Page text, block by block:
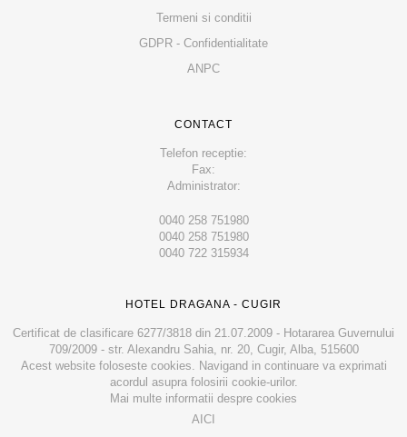
Termeni si conditii
GDPR - Confidentialitate
ANPC
CONTACT
Telefon receptie:
Fax:
Administrator:
0040 258 751980
0040 258 751980
0040 722 315934
HOTEL DRAGANA - CUGIR
Certificat de clasificare 6277/3818 din 21.07.2009 - Hotararea Guvernului
709/2009 - str. Alexandru Sahia, nr. 20, Cugir, Alba, 515600
Acest website foloseste cookies. Navigand in continuare va exprimati
acordul asupra folosirii cookie-urilor.
Mai multe informatii despre cookies
AICI